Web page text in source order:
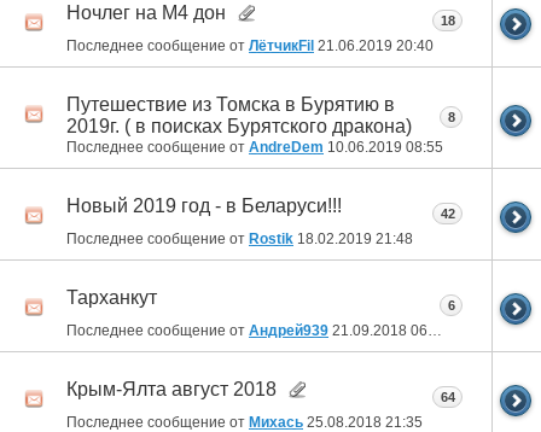
Ночлег на М4 дон
Последнее сообщение от ЛётчикFil 21.06.2019 20:40
18
Путешествие из Томска в Бурятию в
2019г. ( в поисках Бурятского дракона)
Последнее сообщение от AndreDem 10.06.2019 08:55
8
Новый 2019 год - в Беларуси!!!
Последнее сообщение от Rostik 18.02.2019 21:48
42
Тарханкут
Последнее сообщение от Андрей939 21.09.2018 06:58
6
Крым-Ялта август 2018
Последнее сообщение от Михась 25.08.2018 21:35
64